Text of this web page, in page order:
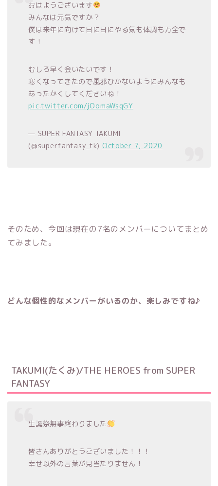
おはようございます
みんなは元気ですか？
僕は来年に向けて日に日にやる気も体調も万全で
す！
むしろ早く会いたいです！
寒くなってきたので風邪ひかないようにみんなも
あったかくしてくださいね！
pic.twitter.com/jOomaWsqGY
— SUPER FANTASY TAKUMI
(@superfantasy_tk) October 7, 2020
そのため、今回は現在の7名のメンバーについてまとめ
てみました。
どんな個性的なメンバーがいるのか、楽しみですね♪
TAKUMI(たくみ)/THE HEROES from SUPER
FANTASY
生誕祭無事終わりました
皆さんありがとうございました！！！
幸せ以外の言葉が見当たりません！